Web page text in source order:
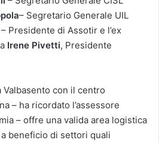
– Segretario Generale UIL
– Presidente di Assotir e l’ex
Irene Pivetti, Presidente
Valbasento con il centro
– ha ricordato l’assessore
– offre una valida area logistica
a beneficio di settori quali